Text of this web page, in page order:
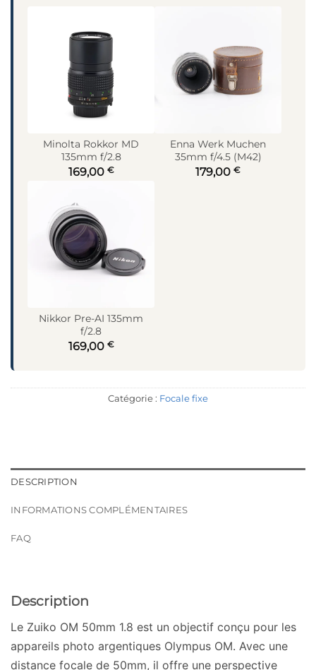
Minolta Rokkor MD
135mm f/2.8
169,00 €
Enna Werk Muchen
35mm f/4.5 (M42)
179,00 €
Nikkor Pre-AI 135mm
f/2.8
169,00 €
Catégorie : Focale fixe
DESCRIPTION
INFORMATIONS COMPLÉMENTAIRES
FAQ
Description
Le Zuiko OM 50mm 1.8 est un objectif conçu pour les
appareils photo argentiques Olympus OM. Avec une
distance focale de 50mm, il offre une perspective